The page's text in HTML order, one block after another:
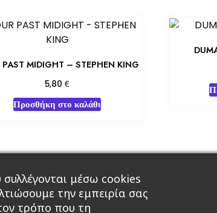
PAST MIDIGHT – STEPHEN KING
5,80€
Προσθήκη στο καλάθι
& Δώρα Roleplaying Games
μέσω cookies
την εμπειρία σας
τρόπο που τη